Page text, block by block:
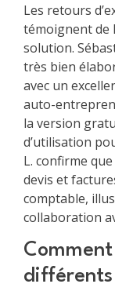
Les retours
témoignent de
solution.
très bien
avec un
auto-
la version
d’utilisation
L. confirme
devis et
comptable,
collaboration
différents